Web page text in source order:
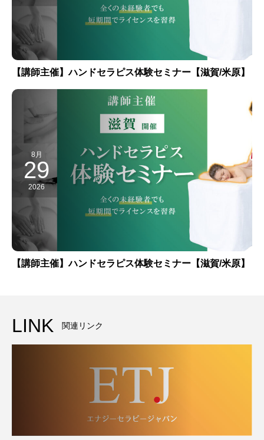
【講師主催】ハンドセラピス体験セミナー【滋賀/米原】
8月
29
2026
【講師主催】ハンドセラピス体験セミナー【滋賀/米原】
LINK 関連リンク